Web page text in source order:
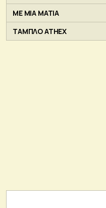
ΜΕ ΜΙΑ ΜΑΤΙΑ
ΤΑΜΠΛΟ ATHEX